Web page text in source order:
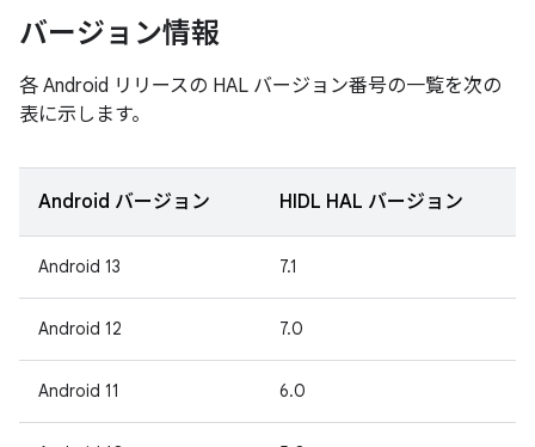
バージョン情報
各 Android リリースの HAL バージョン番号の一覧を次の
表に示します。
Android バージョン HIDL HAL バージョン
Android 13 7.1
Android 12 7.0
Android 11 6.0